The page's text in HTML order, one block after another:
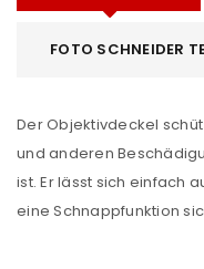
FOTO SCHNEIDER
Der Objektivdeckel
und anderen
ist. Er lässt sich einfach
eine Schnappfunktion